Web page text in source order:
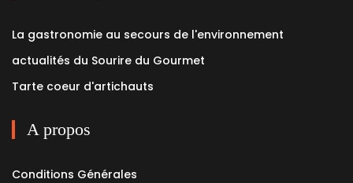
La gastronomie au secours de l'environnement
actualités du Sourire du Gourmet
Tarte coeur d'artichauts
A propos
Conditions Générales